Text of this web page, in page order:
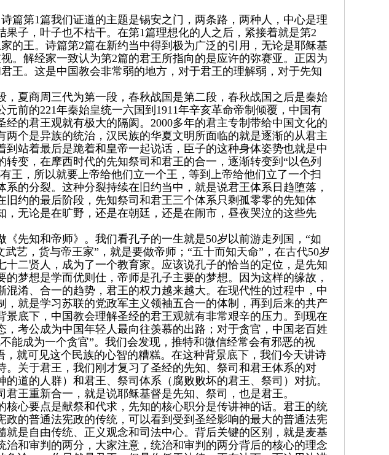
篇第1篇我们证道的主题是锡安之门，两条路，两种人，中心是理
子，叶子也不枯干。在第1篇理想化的人之后，紧接着就是第2
的王。诗篇第2篇在新约当中得到极为广泛的引用，无论是耶稣基
。解经家一致认为第2篇的君王所指向的是应许的弥赛亚。正因为
王。这是中国教会非常弱的地方，对于君王的理解弱，对于先知
夏商周三代为第一段，春秋战国是第二段，春秋战国之后是秦始
前的221年秦始皇统一六国到1911年辛亥革命帝制倾覆，中国有
的君王观就有极大的隔阂。2000多年的君主专制带给中国文化的
个是异族的统治，汉民族的华夏文明所面临的就是逐渐的从君主
站着最后是跪着和皇帝一起说话，臣子的这种身体姿势也就是中
变，在摩西时代的先知祭司和君王的合一，逐渐转变到“以色列
王，所以就要上帝给他们立一个王，等到上帝给他们立了一个扫
的分裂。这种分裂持续在旧约当中，就是说君王体系日趋堕落，
约的最后阶段，先知祭司和君王三个体系只剩孤零零的先知体
无论是在旷野，还是在朝廷，还是在闹市，昼夜哭泣的这些先
先知和帝师》。我们看孔子的一生就是50岁以前游走列国，“如
艺，货与帝王家”，就是要做帝师；“五十而知天命”，在古代50岁
二贤人，成为了一个教育家。应该说孔子的恰当的定位，是先知
梦想是学而优则仕，帝师是孔子主要的梦想。因为这样的缘故，
淆、合一的趋势，君王的权力越来越大。在现代性的过程中，中
就是学习苏联的党政军主义领袖五合一的体制，再到后来的共产
底下，中国教会理解圣经的君王观就有非常艰辛的压力。到现在
考公成为中国年轻人最向往羡慕的出路；对于贪官，中国老百姓
能成为一个贪官”。我们会发现，推特和微信经常会有邪恶的祝
就可见这个民族的心智的糟糕。在这种背景底下，我们今天讲诗
关于君王，我们刚才复习了圣经的先知、祭司和君王体系的对
道的人群）和君王、祭司体系（腐败败坏的君王、祭司）对抗。
王重新合一，就是说耶稣基督是先知、祭司，也是君王。
心要点是献祭和代求，先知的核心职分是传讲神的话。君王的统
的普通法宪政的传统，可以看到受到圣经影响的最大的普通法宪
是自由传统、正义观念和司法中心。背后关键的区别，就是麦基
和审判的两分，大家注意，统治和审判的两分背后的核心的理念